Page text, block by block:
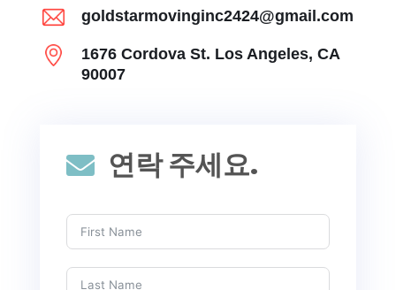
 연락 주세요.
goldstarmovinginc2424@gmail.com
1676 Cordova St. Los Angeles, CA
90007